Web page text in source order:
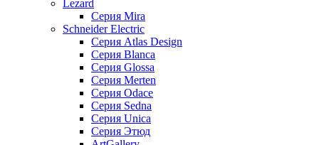
Lezard
Серия Mira
Schneider Electric
Серия Atlas Design
Серия Blanca
Серия Glossa
Серия Merten
Серия Odace
Серия Sedna
Серия Unica
Серия Этюд